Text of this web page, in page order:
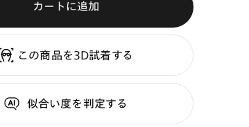
カートに追加
この商品を3D試着する
似合い度を判定する